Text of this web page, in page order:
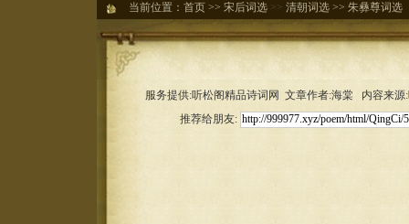
当前位置： 首页 >> 宋后词选 >> 清朝词选 >> 朱彝尊词选
服务提供:听松阁精品诗词网 文章作者:海棠 内容来
推荐给朋友: